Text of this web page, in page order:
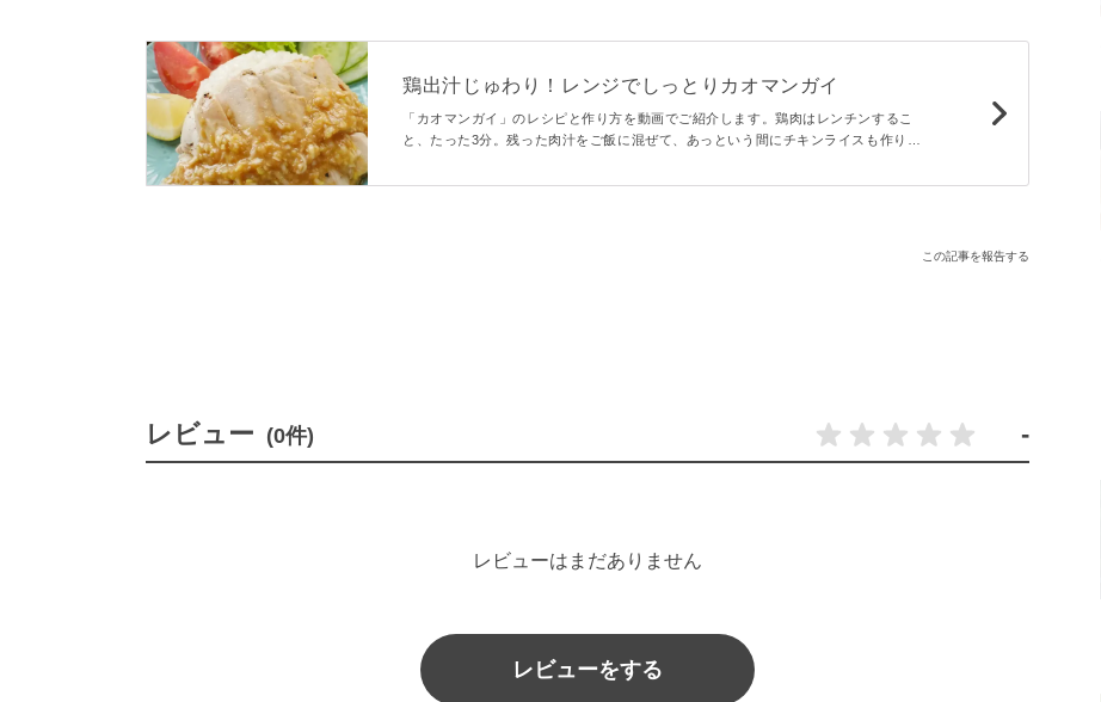
鶏出汁じゅわり！レンジでしっとりカオマンガイ
「カオマンガイ」のレシピと作り方を動画でご紹介します。鶏肉はレンチンするこ
と、たった3分。残った肉汁をご飯に混ぜて、あっという間にチキンライスも作りま
一品です。
この記事を報告する
レビュー (0件) -
レビューはまだありません
レビューをする